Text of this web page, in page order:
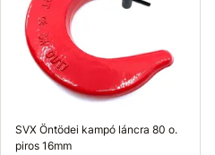
SVX Öntödei kampó láncra 80 o.
piros 16mm